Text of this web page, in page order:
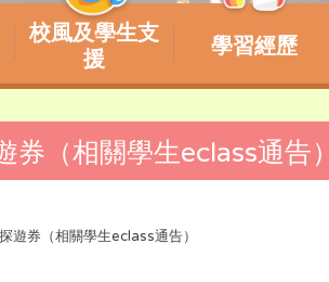
校風及學生支
援
學習經歷
（相關學生eclass通告）
遊券（相關學生eclass通告）